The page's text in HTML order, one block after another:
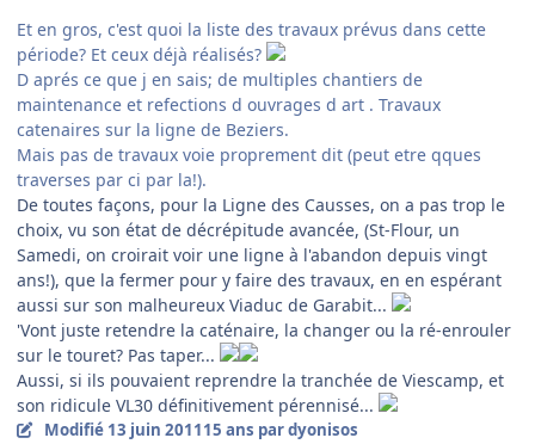
Et en gros, c'est quoi la liste des travaux prévus dans cette
période? Et ceux déjà réalisés?
D aprés ce que j en sais; de multiples chantiers de
maintenance et refections d ouvrages d art . Travaux
catenaires sur la ligne de Beziers.
Mais pas de travaux voie proprement dit (peut etre qques
traverses par ci par la!).
De toutes façons, pour la Ligne des Causses, on a pas trop le
choix, vu son état de décrépitude avancée, (St-Flour, un
Samedi, on croirait voir une ligne à l'abandon depuis vingt
ans!), que la fermer pour y faire des travaux, en en espérant
aussi sur son malheureux Viaduc de Garabit...
'Vont juste retendre la caténaire, la changer ou la ré-enrouler
sur le touret? Pas taper...
Aussi, si ils pouvaient reprendre la tranchée de Viescamp, et
son ridicule VL30 définitivement pérennisé...
Modifié 13 juin 201115 ans par dyonisos